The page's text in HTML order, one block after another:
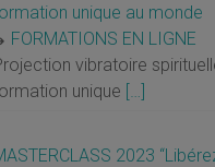
unique au monde
FORMATIONS EN LIGNE
vibratoire
unique […]
2023